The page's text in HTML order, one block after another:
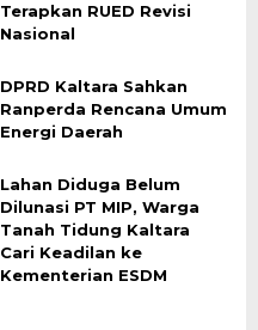
Terapkan RUED Revisi
Nasional
DPRD Kaltara Sahkan
Ranperda Rencana Umum
Energi Daerah
Lahan Diduga Belum
Dilunasi PT MIP, Warga
Tanah Tidung Kaltara
Cari Keadilan ke
Kementerian ESDM